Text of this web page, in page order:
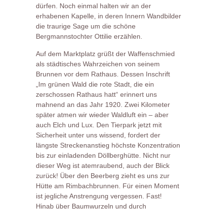
dürfen. Noch einmal halten wir an der
erhabenen Kapelle, in deren Innern Wandbilder
die traurige Sage um die schöne
Bergmannstochter Ottilie erzählen.
Auf dem Marktplatz grüßt der Waffenschmied
als städtisches Wahrzeichen von seinem
Brunnen vor dem Rathaus. Dessen Inschrift
„Im grünen Wald die rote Stadt, die ein
zerschossen Rathaus hatt“ erinnert uns
mahnend an das Jahr 1920. Zwei Kilometer
später atmen wir wieder Waldluft ein – aber
auch Elch und Lux. Den Tierpark jetzt mit
Sicherheit unter uns wissend, fordert der
längste Streckenanstieg höchste Konzentration
bis zur einladenden Döllberghütte. Nicht nur
dieser Weg ist atemraubend, auch der Blick
zurück! Über den Beerberg zieht es uns zur
Hütte am Rimbachbrunnen. Für einen Moment
ist jegliche Anstrengung vergessen. Fast!
Hinab über Baumwurzeln und durch